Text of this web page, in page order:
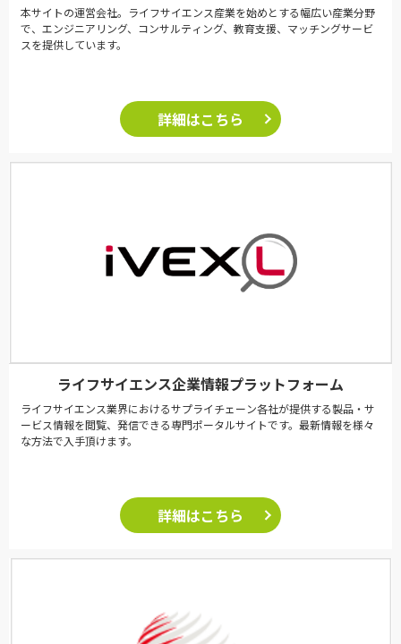
本サイトの運営会社。ライフサイエンス産業を始めとする幅広い産業分野
で、エンジニアリング、コンサルティング、教育支援、マッチングサービ
スを提供しています。
詳細はこちら
ライフサイエンス企業情報プラットフォーム
ライフサイエンス業界におけるサプライチェーン各社が提供する製品・サ
ービス情報を閲覧、発信できる専門ポータルサイトです。最新情報を様々
な方法で入手頂けます。
詳細はこちら